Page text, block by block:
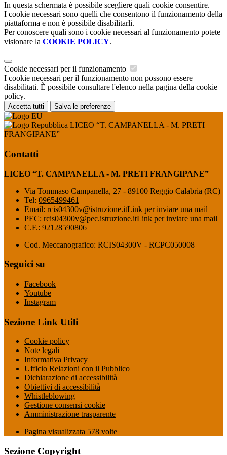
In questa schermata è possibile scegliere quali cookie consentire.
I cookie necessari sono quelli che consentono il funzionamento della
piattaforma e non è possibile disabilitarli.
Per conoscere quali sono i cookie necessari al funzionamento potete
visionare la COOKIE POLICY.
Cookie necessari per il funzionamento
I cookie necessari per il funzionamento non possono essere
disabilitati. È possibile consultare l'elenco nella pagina della cookie
policy.
Accetta tutti Salva le preferenze
LICEO “T. CAMPANELLA - M. PRETI
FRANGIPANE”
Contatti
LICEO “T. CAMPANELLA - M. PRETI FRANGIPANE”
Via Tommaso Campanella, 27 - 89100 Reggio Calabria (RC)
Tel: 0965499461
Email: rcis04300v@istruzione.itLink per inviare una mail
PEC: rcis04300v@pec.istruzione.itLink per inviare una mail
C.F.: 92128590806
Cod. Meccanografico: RCIS04300V - RCPC050008
Seguici su
Facebook
Youtube
Instagram
Sezione Link Utili
Cookie policy
Note legali
Informativa Privacy
Ufficio Relazioni con il Pubblico
Dichiarazione di accessibilità
Obiettivi di accessibilità
Whistleblowing
Gestione consensi cookie
Amministrazione trasparente
Pagina visualizzata 578 volte
Sezione Copyright